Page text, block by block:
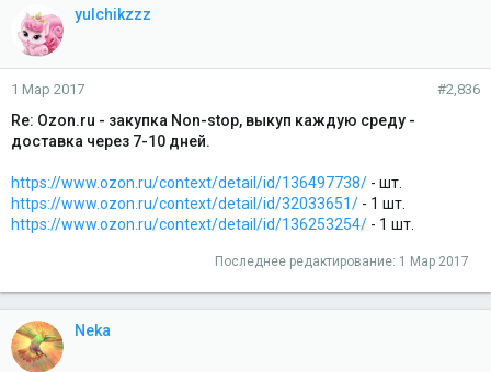
yulchikzzz
1 Мар 2017 #2,836
Re: Ozon.ru - закупка Non-stop, выкуп каждую среду -
доставка через 7-10 дней.
https://www.ozon.ru/context/detail/id/136497738/ - шт.
https://www.ozon.ru/context/detail/id/32033651/ - 1 шт.
https://www.ozon.ru/context/detail/id/136253254/ - 1 шт.
Последнее редактирование: 1 Мар 2017
Neka